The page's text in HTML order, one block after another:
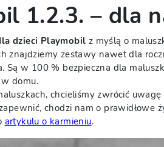
1.2.3. – dla
dzieci Playmobil z myślą o
znajdziemy zestawy nawet dla
Są w 100 % bezpieczna dla
domu.
chcieliśmy zwrócić
chodzi nam o prawidłowe
artykulu o karmieniu.